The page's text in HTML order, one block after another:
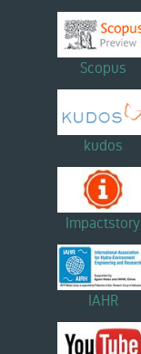
Scopus
kudos
Impactstory
IAHR